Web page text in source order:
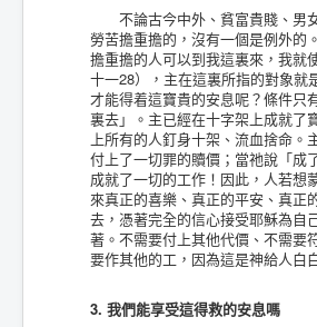
不論古今中外、貧富貴賤、男
勞苦擔重擔的，沒有一個是例外的
擔重擔的人可以到我這裏來，我就
十一28），主在這裏所指的對象就
才能得着這寶貴的安息呢？條件只
裏去」。主已經在十字架上成就了
上所有的人釘身十架、流血捨命。
付上了一切罪的贖價；當祂說「成
成就了一切的工作！因此，人若想
來真正的喜樂、真正的平安、真正
去，憑著完全的信心接受耶穌為自
著。不需要付上其他代價、不需要
要作其他的工，因為這是神給人白
3. 我們能享受這得救的安息嗎